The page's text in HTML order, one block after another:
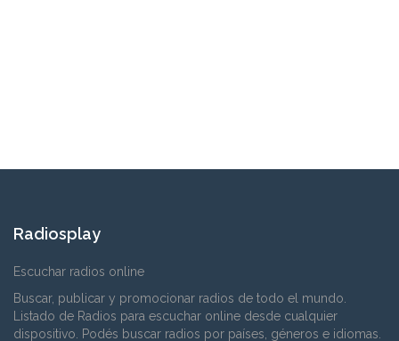
Radiosplay
Escuchar radios online
Buscar, publicar y promocionar radios de todo el mundo.
Listado de Radios para escuchar online desde cualquier
dispositivo. Podés buscar radios por países, géneros e idiomas.